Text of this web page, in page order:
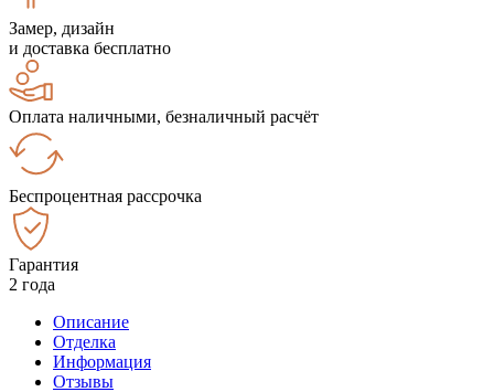
Замер, дизайн
и доставка бесплатно
Оплата наличными, безналичный расчёт
Беспроцентная рассрочка
Гарантия
2 года
Описание
Отделка
Информация
Отзывы